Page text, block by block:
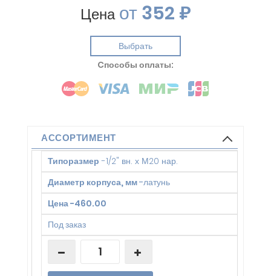
Ценаот352 ₽
Выбрать
Cпособы оплаты:
АССОРТИМЕНТ
Типоразмер -1/2" вн. х М20 нар.
Диаметр корпуса, мм-латунь
Цена-460.00
Под заказ